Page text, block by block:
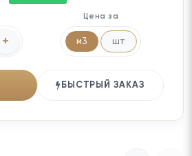
+
Цена за
м3 шт
БЫСТРЫЙ ЗАКАЗ